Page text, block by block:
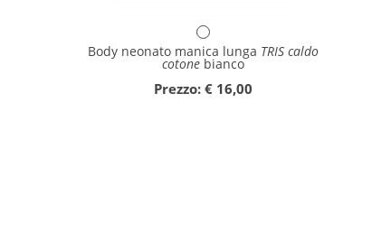
Body neonato manica lunga TRIS caldo
cotonebianco
Prezzo: € 16,00